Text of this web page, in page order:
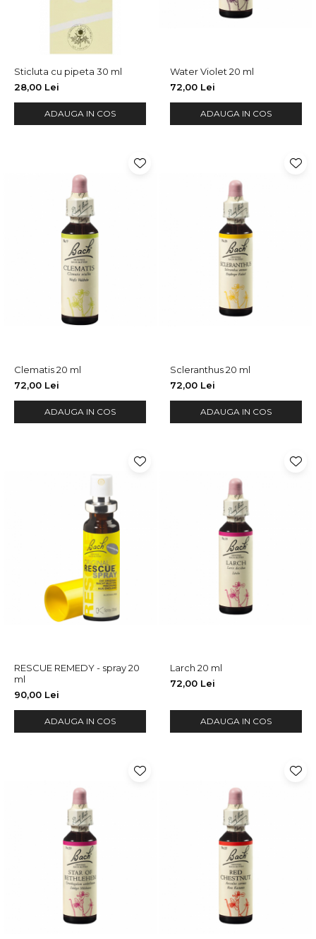
Sticluta cu pipeta 30 ml
28,00 Lei
ADAUGA IN COS
Water Violet 20 ml
72,00 Lei
ADAUGA IN COS
Clematis 20 ml
72,00 Lei
ADAUGA IN COS
Scleranthus 20 ml
72,00 Lei
ADAUGA IN COS
RESCUE REMEDY - spray 20
ml
90,00 Lei
ADAUGA IN COS
Larch 20 ml
72,00 Lei
ADAUGA IN COS